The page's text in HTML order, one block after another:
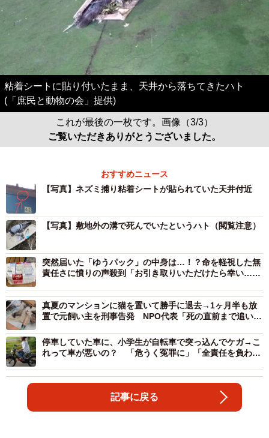
粘着シートに貼り付いたまま、天井から落ちてきたハト
(「庶民と動物の会」提供)
これが最後の一枚です。画像（3/3）
ご覧いただきありがとうございました。
おすすめニュース
【写真】ネズミ捕り粘着シートが貼られていた天井付近
【写真】敷地外の溝で死んでいたというハト（閲覧注意）
突然届いた「ゆうパック」の中身は…！？命を軽視した無
責任さに憤りの声殺到「お引き取りいただけたら幸い…じ
真夏のマンションに猫を置いて勝手に退去→1ヶ月半も放
置で元飼い主を刑事告発 NPO代表「死の直前まで追い込
停車していた車に、小学生が自転車で突っ込んでケガ→こ
れって車が悪いの？ 「危うく冤罪に」「全責任を負わさ
記事に戻る